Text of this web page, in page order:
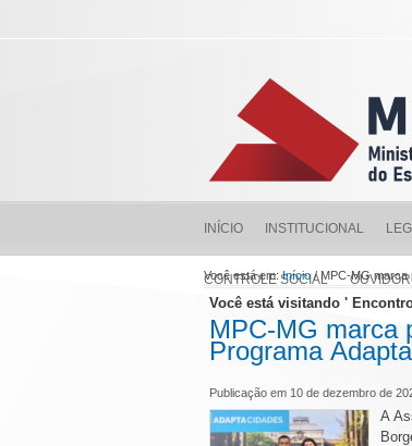
INÍCIO INSTITUCIONAL
CONTROLE SOCIAL
Você está em:Início/ MPC-MG marca
Você está visitando '
MPC-MG marca
Programa
Publicação em 10 de dezembro de
A